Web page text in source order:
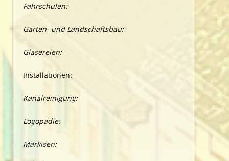
Fahrschulen:
Garten- und Landschaftsbau:
Glasereien:
Installationen:
Kanalreinigung:
Logopädie:
Markisen: